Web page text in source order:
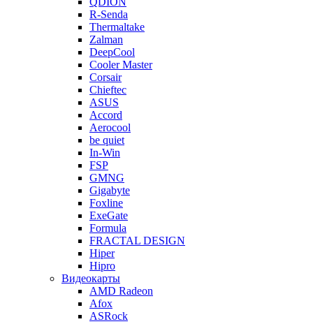
R-Senda
Thermaltake
Zalman
DeepCool
Cooler Master
Corsair
Chieftec
ASUS
Accord
Aerocool
be quiet
In-Win
FSP
GMNG
Gigabyte
Foxline
ExeGate
Formula
FRACTAL DESIGN
Hiper
Hipro
Видеокарты
AMD Radeon
Afox
ASRock